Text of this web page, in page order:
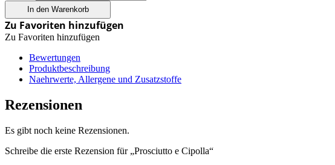
In den Warenkorb
Zu Favoriten hinzufügen
Zu Favoriten hinzufügen
Bewertungen
Produktbeschreibung
Naehrwerte, Allergene und Zusatzstoffe
Rezensionen
Es gibt noch keine Rezensionen.
Schreibe die erste Rezension für „Prosciutto e Cipolla“